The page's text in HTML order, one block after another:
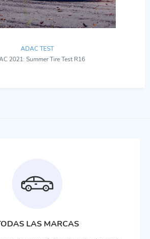
ADAC TEST
2021: Summer Tire Test R16
LAS MARCAS